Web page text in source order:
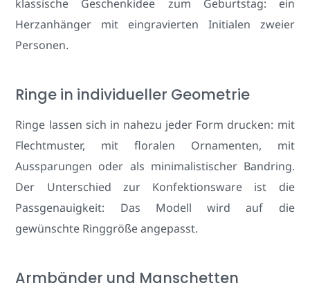
klassische Geschenkidee zum Geburtstag: ein
Herzanhänger mit eingravierten Initialen zweier
Personen.
Ringe in individueller Geometrie
Ringe lassen sich in nahezu jeder Form drucken: mit
Flechtmuster, mit floralen Ornamenten, mit
Aussparungen oder als minimalistischer Bandring.
Der Unterschied zur Konfektionsware ist die
Passgenauigkeit: Das Modell wird auf die
gewünschte Ringgröße angepasst.
Armbänder und Manschetten